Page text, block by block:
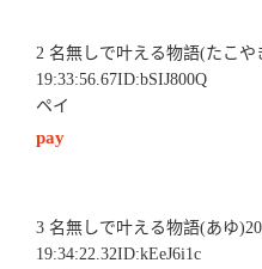
2 名無しで叶える物語(たこや
19:33:56.67ID:bSIJ800Q
ペイ
pay
3 名無しで叶える物語(あゆ
19:34:22.32ID:kEeJ6i1c